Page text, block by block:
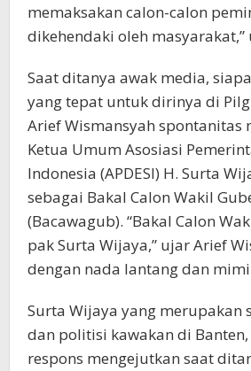
memaksakan calon-calon
dikehendaki oleh masyarakat,”
Saat ditanya awak media,
yang tepat untuk dirinya di
Arief Wismansyah spontanitas
Ketua Umum Asosiasi
Indonesia (APDESI) H. Surta
sebagai Bakal Calon Wakil
(Bacawagub). “Bakal Calon
pak Surta Wijaya,” ujar Arief
dengan nada lantang dan
Surta Wijaya yang merupakan
dan politisi kawakan di
respons mengejutkan saat